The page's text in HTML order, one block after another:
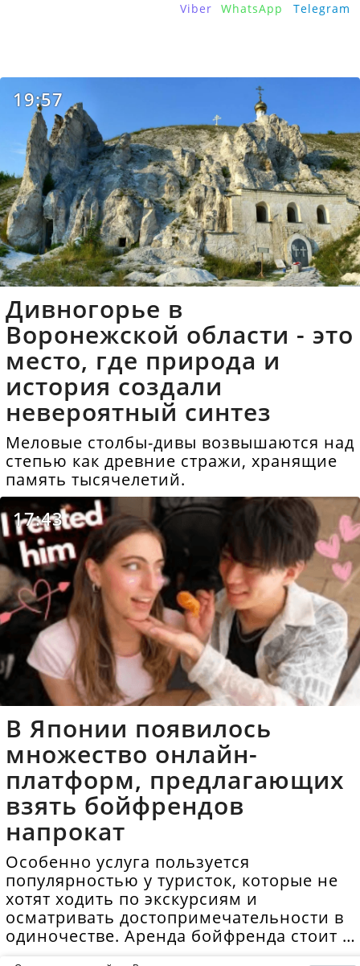
Viber WhatsApp Telegram
19:57
Дивногорье в
Воронежской области - это
место, где природа и
история создали
невероятный синтез
Меловые столбы-дивы возвышаются над
степью как древние стражи, хранящие
память тысячелетий.
17:43
В Японии появилось
множество онлайн-
платформ, предлагающих
взять бойфрендов
напрокат
Особенно услуга пользуется
популярностью у туристок, которые не
хотят ходить по экскурсиям и
осматривать достопримечательности в
одиночестве. Аренда бойфренда стоит в